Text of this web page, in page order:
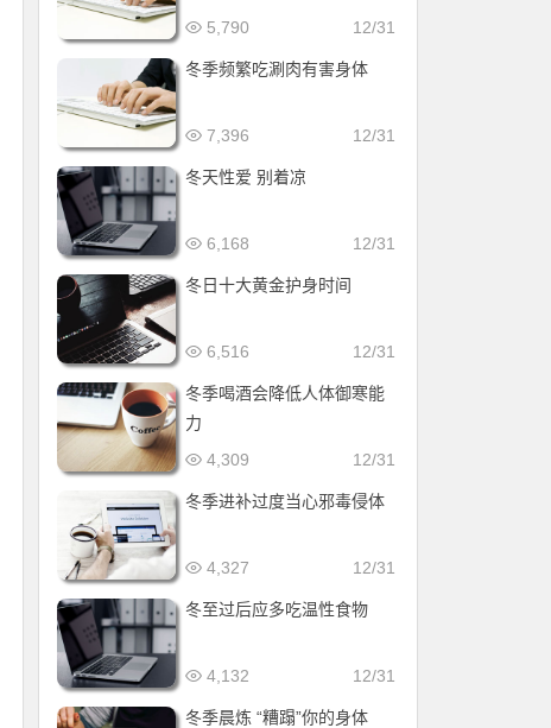
12/31
5,790
冬季频繁吃涮肉有害身体
12/31
7,396
冬天性爱 别着凉
12/31
6,168
冬日十大黄金护身时间
12/31
6,516
冬季喝酒会降低人体御寒能
力
12/31
4,309
冬季进补过度当心邪毒侵体
12/31
4,327
冬至过后应多吃温性食物
12/31
4,132
冬季晨炼 “糟蹋”你的身体